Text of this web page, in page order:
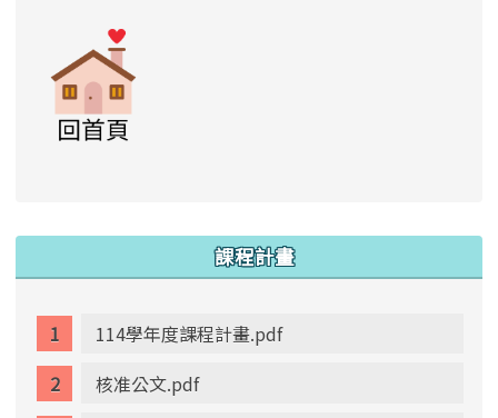
::: 課程計畫
114學年度課程計畫.pdf
核准公文.pdf